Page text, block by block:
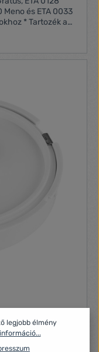
Meno és ETA 0033
a
0030) konyhai
0028 99999
* Egyszerű és
mosható
0128 Gustus, ETA
Mezo konyhai
típusú
legjobb élmény